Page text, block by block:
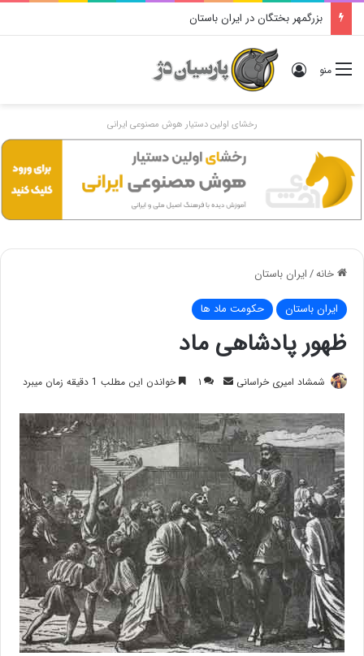
بزرگمهر بختگان در ایران باستان
منو ورود
رخشای اولین دستیار هوش مصنوعی ایرانی
خانه/ایران باستان
ایران باستان حکومت ماد ها
ظهور پادشاهی ماد
شمشاد امیری خراسانی
ارسال ۱ خواندن این مطلب 1 دقیقه زمان میبرد